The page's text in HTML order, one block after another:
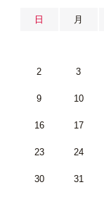
日 月
2 3
9 10
16 17
23 24
30 31